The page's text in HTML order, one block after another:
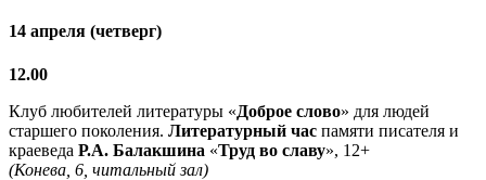
14 апреля (четверг)
12.00
Клуб любителей литературы «Доброе слово» для людей
старшего поколения. Литературный час памяти писателя и
краеведа Р.А. Балакшина «Труд во славу», 12+
(Конева, 6, читальный зал)